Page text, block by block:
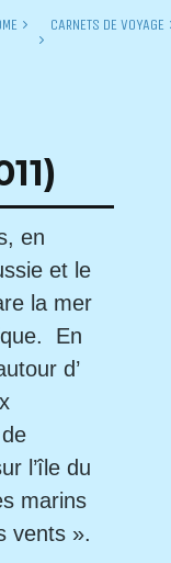
CARNETS DE VOYAGE
en
et le
la mer
En
d’
l’île du
marins
vents ».